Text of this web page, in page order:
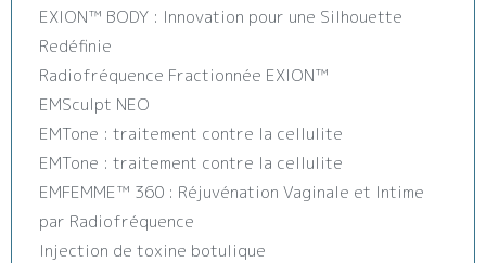
EXION™️ BODY : Innovation pour une Silhouette
Redéfinie
Radiofréquence Fractionnée EXION™️
EMSculpt NEO
EMTone : traitement contre la cellulite
EMTone : traitement contre la cellulite
EMFEMME™ 360 : Réjuvénation Vaginale et Intime
par Radiofréquence
Injection de toxine botulique